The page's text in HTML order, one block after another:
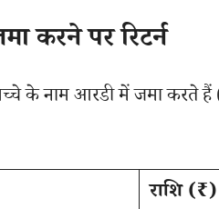
करने पर रिटर्न
के नाम आरडी में जमा करते हैं
राशि (₹)